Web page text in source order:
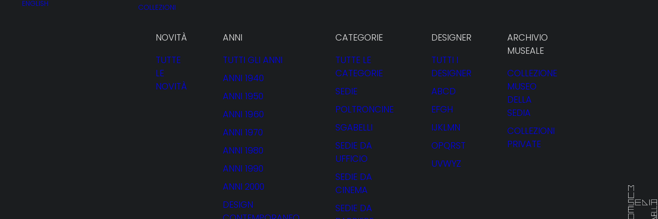
ENGLISH COLLEZIONI
NOVITÀ
TUTTE
LE
NOVITÀ
ANNI
TUTTI GLI ANNI
ANNI 1940
ANNI 1950
ANNI 1960
ANNI 1970
ANNI 1980
ANNI 1990
ANNI 2000
DESIGN
CATEGORIE
TUTTE LE
CATEGORIE
SEDIE
POLTRONCINE
SGABELLI
SEDIE DA
UFFICIO
SEDIE DA
CINEMA
SEDIE DA
DESIGNER
TUTTI I
DESIGNER
ABCD
EFGH
IJKLMN
OPQRST
UVWYZ
ARCHIVIO
MUSEALE
COLLEZIONE
MUSEO
DELLA
SEDIA
COLLEZIONI
PRIVATE
Giorgio Saporiti